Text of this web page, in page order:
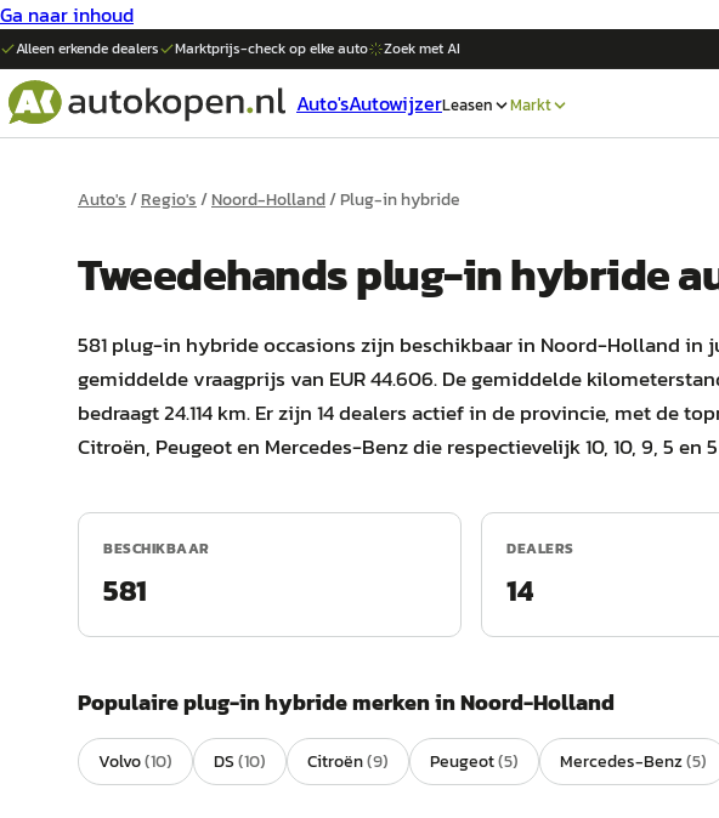
Ga naar inhoud
Alleen erkende dealers Marktprijs-check op elkeauto Zoek met AI
Auto'sAutowijzerLeasen Markt
Auto's/Regio's/Noord-Holland/Plug-in hybride
Tweedehandsplug-in hybride
581 plug-in hybride occasions zijn beschikbaar in Noord-Holland in
gemiddelde vraagprijs van EUR 44.606. De gemiddelde
bedraagt 24.114 km. Er zijn 14 dealers actief in de provincie, met de
Citroën, Peugeot en Mercedes-Benz die respectievelijk 10, 10, 9, 5 en
BESCHIKBAAR
581
DEALERS
14
Populaireplug-in hybridemerken inNoord-Holland
Volvo(10) DS(10) Citroën(9) Peugeot(5) Mercedes-Benz(5)